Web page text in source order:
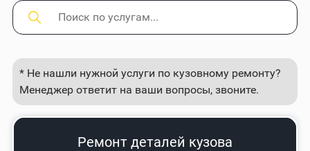
* Не нашли нужной услуги по кузовному ремонту?
Менеджер ответит на ваши вопросы, звоните.
Ремонт деталей кузова